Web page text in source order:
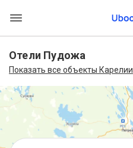
Отели Пудожа
Показать все объекты Карелии